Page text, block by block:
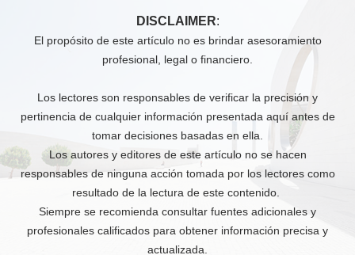
DISCLAIMER:
El propósito de este artículo no es brindar asesoramiento
profesional, legal o financiero.
Los lectores son responsables de verificar la precisión y
pertinencia de cualquier información presentada aquí antes de
tomar decisiones basadas en ella.
Los autores y editores de este artículo no se hacen
responsables de ninguna acción tomada por los lectores como
resultado de la lectura de este contenido.
Siempre se recomienda consultar fuentes adicionales y
profesionales calificados para obtener información precisa y
actualizada.